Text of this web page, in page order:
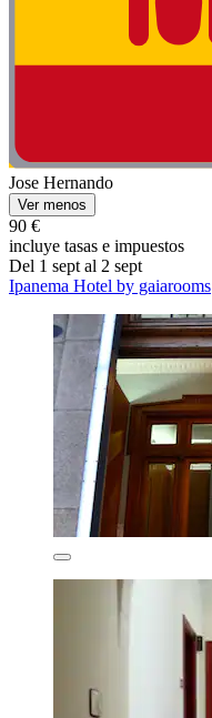
Jose Hernando
Ver menos
90 €
incluye tasas e impuestos
Del 1 sept al 2 sept
Ipanema Hotel by gaiarooms